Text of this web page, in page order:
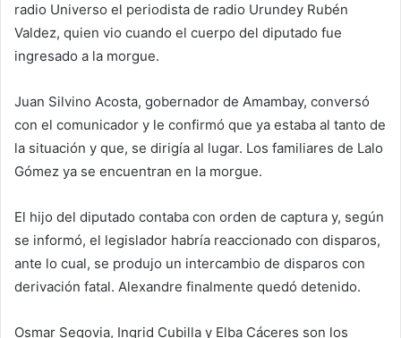
radio Universo el periodista de radio Urundey Rubén
Valdez, quien vio cuando el cuerpo del diputado fue
ingresado a la morgue.
Juan Silvino Acosta, gobernador de Amambay, conversó
con el comunicador y le confirmó que ya estaba al tanto de
la situación y que, se dirigía al lugar. Los familiares de Lalo
Gómez ya se encuentran en la morgue.
El hijo del diputado contaba con orden de captura y, según
se informó, el legislador habría reaccionado con disparos,
ante lo cual, se produjo un intercambio de disparos con
derivación fatal. Alexandre finalmente quedó detenido.
Osmar Segovia, Ingrid Cubilla y Elba Cáceres son los